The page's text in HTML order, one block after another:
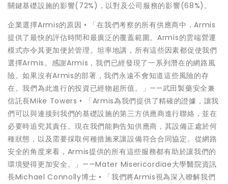
關鍵基礎設施的影響(72%)，以對及公司服務的影響(68%)。
企業選擇Armis的原因 • 「在我們考察的所有供應商中，Armis
提供了最快的評估時間和最廣泛的覆蓋範圍。Armis的雲端營運
模式亦令其更加便於管理。坦率地講，所有這些因素都促使我們
選擇Armis。感謝Armis，我們已經發現了一系列潛在的網路風
險。如果沒有Armis的部署，我們永遠不會知道這些風險的存
在。我們為此進行的投資已經物超所值。」——武田製藥安全兼
信託長Mike Towers • 「Armis為我們提供了精確的證據，讓我
們可以與連接到我們的基礎設施的第三方供應商進行聯絡，並在
必要時追究其責任。現在我們能夠告知供應商，其設備正處於何
種狀態，以及需要採取何種措施來讓設備符合合同協定。從網路
安全的角度來看，Armis提供的所有這些服務都有助於讓我們的
環境變得更加安全。」——Mater Misericordiae大學醫院資訊
長Michael Connolly博士 • 「我們將Armis視為深入瞭解我們